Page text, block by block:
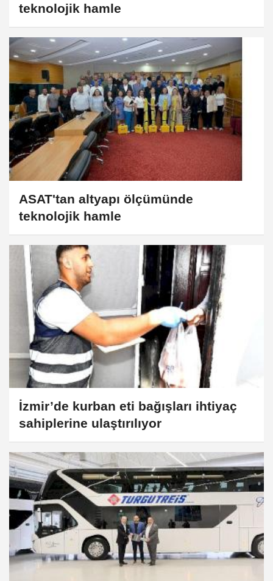
teknolojik hamle
ASAT'tan altyapı ölçümünde
teknolojik hamle
İzmir’de kurban eti bağışları ihtiyaç
sahiplerine ulaştırılıyor